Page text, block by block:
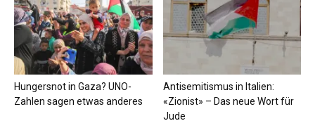
Hungersnot in Gaza? UNO-
Zahlen sagen etwas anderes
Antisemitismus in Italien:
«Zionist» – Das neue Wort für
Jude